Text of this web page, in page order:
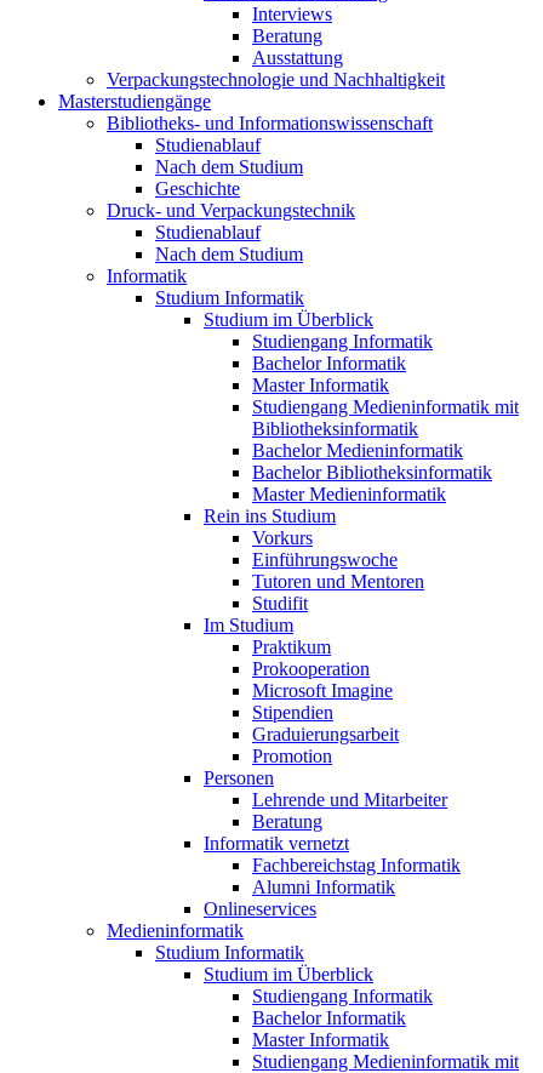
Interviews
Beratung
Ausstattung
Verpackungstechnologie und Nachhaltigkeit
Masterstudiengänge
Bibliotheks- und Informationswissenschaft
Studienablauf
Nach dem Studium
Geschichte
Druck- und Verpackungstechnik
Studienablauf
Nach dem Studium
Informatik
Studium Informatik
Studium im Überblick
Studiengang Informatik
Bachelor Informatik
Master Informatik
Studiengang Medieninformatik mit
Bibliotheksinformatik
Bachelor Medieninformatik
Bachelor Bibliotheksinformatik
Master Medieninformatik
Rein ins Studium
Vorkurs
Einführungswoche
Tutoren und Mentoren
Studifit
Im Studium
Praktikum
Prokooperation
Microsoft Imagine
Stipendien
Graduierungsarbeit
Promotion
Personen
Lehrende und Mitarbeiter
Beratung
Informatik vernetzt
Fachbereichstag Informatik
Alumni Informatik
Onlineservices
Medieninformatik
Studium Informatik
Studium im Überblick
Studiengang Informatik
Bachelor Informatik
Master Informatik
Studiengang Medieninformatik mit